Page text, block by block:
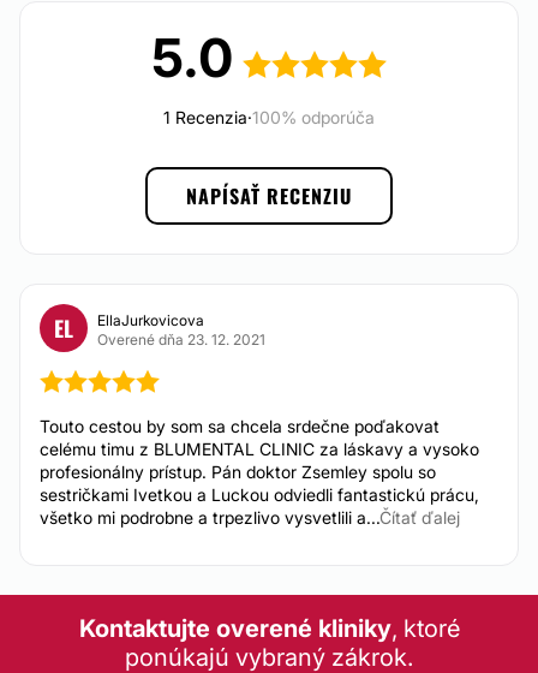
5.0
1 Recenzia·100% odporúča
NAPÍSAŤ RECENZIU
EL
EllaJurkovicova
Overené dňa 23. 12. 2021
Touto cestou by som sa chcela srdečne poďakovat
celému timu z BLUMENTAL CLINIC za láskavy a vysoko
profesionálny prístup. Pán doktor Zsemley spolu so
sestričkami Ivetkou a Luckou odviedli fantastickú prácu,
všetko mi podrobne a trpezlivo vysvetlili a...Čítať ďalej
Kontaktujte overené kliniky, ktoré
ponúkajú vybraný zákrok.